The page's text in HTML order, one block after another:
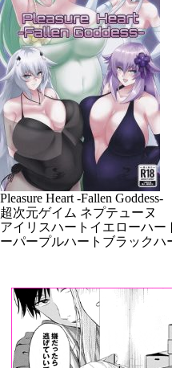
Pleasure Heart -Fallen Goddess-
超次元ゲイム ネプテューヌ
アイリスハート イエローハー
ーパープルハート ブラックハ